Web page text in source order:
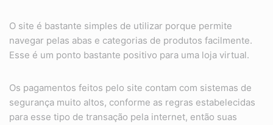
O site é bastante simples de utilizar porque permite
navegar pelas abas e categorias de produtos facilmente.
Esse é um ponto bastante positivo para uma loja virtual.
Os pagamentos feitos pelo site contam com sistemas de
segurança muito altos, conforme as regras estabelecidas
para esse tipo de transação pela internet, então suas